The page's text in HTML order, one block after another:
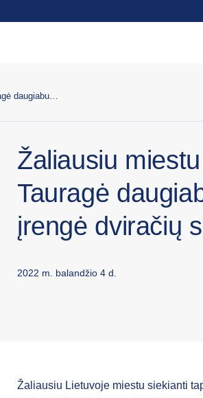
Žaliausiu
Tauragė
įrengė dviračių
2022 m. balandžio 4 d.
Žaliausiu Lietuvoje miestu siekianti